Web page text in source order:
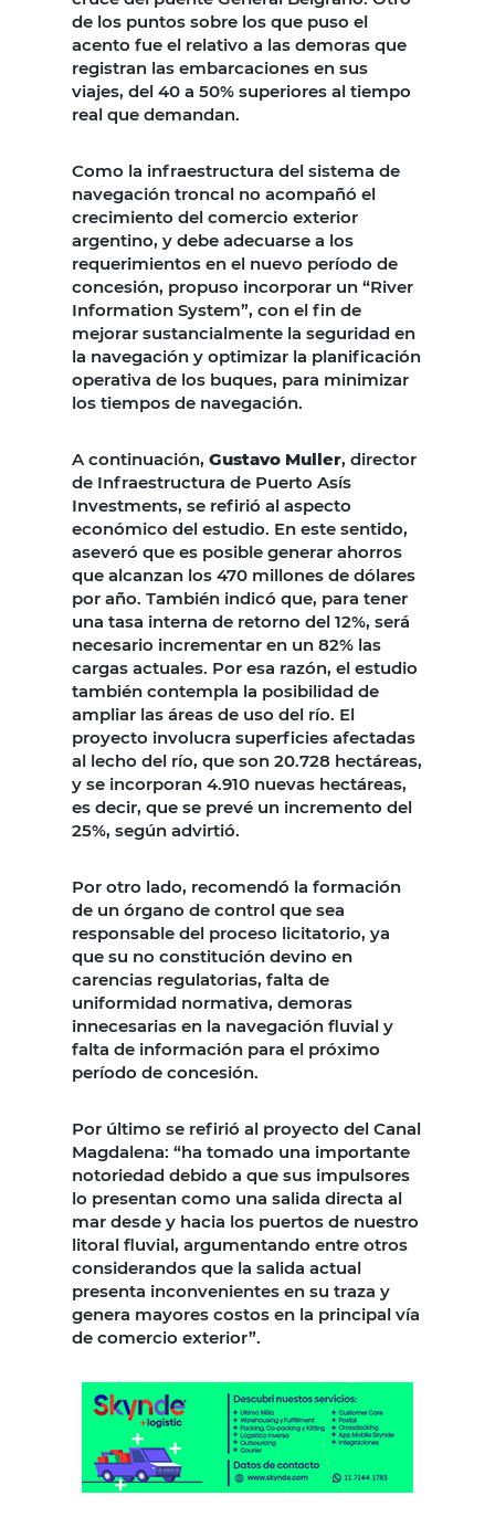
de los puntos sobre los que puso el
acento fue el relativo a las demoras que
registran las embarcaciones en sus
viajes, del 40 a 50% superiores al tiempo
real que demandan.
Como la infraestructura del sistema de
navegación troncal no acompañó el
crecimiento del comercio exterior
argentino, y debe adecuarse a los
requerimientos en el nuevo período de
concesión, propuso incorporar un “River
Information System”, con el fin de
mejorar sustancialmente la seguridad en
la navegación y optimizar la planificación
operativa de los buques, para minimizar
los tiempos de navegación.
A continuación, Gustavo Muller, director
de Infraestructura de Puerto Asís
Investments, se refirió al aspecto
económico del estudio. En este sentido,
aseveró que es posible generar ahorros
que alcanzan los 470 millones de dólares
por año. También indicó que, para tener
una tasa interna de retorno del 12%, será
necesario incrementar en un 82% las
cargas actuales. Por esa razón, el estudio
también contempla la posibilidad de
ampliar las áreas de uso del río. El
proyecto involucra superficies afectadas
al lecho del río, que son 20.728 hectáreas,
y se incorporan 4.910 nuevas hectáreas,
es decir, que se prevé un incremento del
25%, según advirtió.
Por otro lado, recomendó la formación
de un órgano de control que sea
responsable del proceso licitatorio, ya
que su no constitución devino en
carencias regulatorias, falta de
uniformidad normativa, demoras
innecesarias en la navegación fluvial y
falta de información para el próximo
período de concesión.
Por último se refirió al proyecto del Canal
Magdalena: “ha tomado una importante
notoriedad debido a que sus impulsores
lo presentan como una salida directa al
mar desde y hacia los puertos de nuestro
litoral fluvial, argumentando entre otros
considerandos que la salida actual
presenta inconvenientes en su traza y
genera mayores costos en la principal vía
de comercio exterior”.